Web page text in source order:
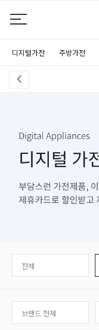
디지털가전 주방가전
전체
브랜드 전체